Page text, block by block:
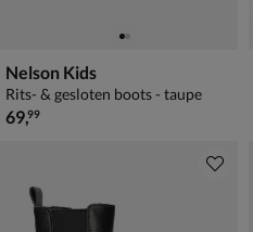
Nelson Kids
Rits- & gesloten boots - taupe
€ 69,99
69,99